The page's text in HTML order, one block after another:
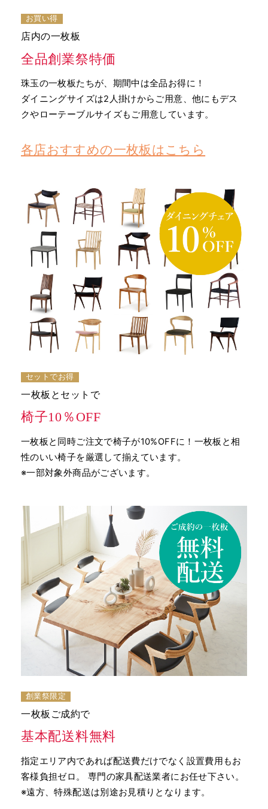
お買い得
店内の一枚板
全品創業祭特価
珠玉の一枚板たちが、期間中は全品お得に！
ダイニングサイズは2人掛けからご用意、他にもデス
クやローテーブルサイズもご用意しています。
各店おすすめの一枚板はこちら
セットでお得
一枚板とセットで
椅子10％OFF
一枚板と同時ご注文で椅子が10%OFFに！一枚板と相
性のいい椅子を厳選して揃えています。
※一部対象外商品がございます。
創業祭限定
一枚板ご成約で
基本配送料無料
指定エリア内であれば配送費だけでなく設置費用もお
客様負担ゼロ。 専門の家具配送業者にお任せ下さい。
※遠方、特殊配送は別途お見積りとなります。